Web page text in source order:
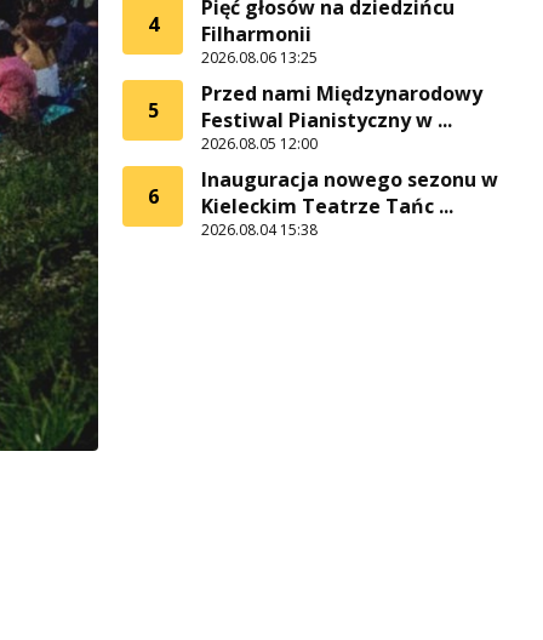
4
Pięć głosów na dziedzińcu
Filharmonii
2026.08.06 13:25
5
Przed nami Międzynarodowy
Festiwal Pianistyczny w ...
2026.08.05 12:00
6
Inauguracja nowego sezonu w
Kieleckim Teatrze Tańc ...
2026.08.04 15:38